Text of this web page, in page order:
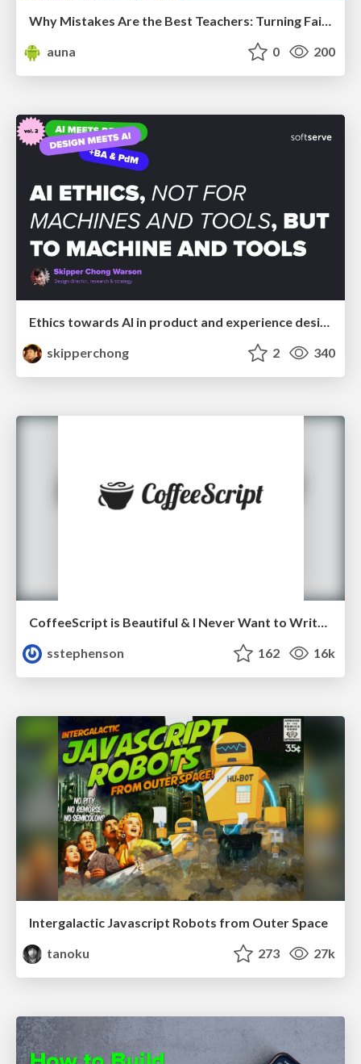
Why Mistakes Are the Best Teachers: Turning Failure into a Pathway for Growth
auna
0 200
skipperchong
2 340
CoffeeScript is Beautiful & I Never Want to Write Plain JavaScript Again
sstephenson
162 16k
Intergalactic Javascript Robots from Outer Space
tanoku
273 27k